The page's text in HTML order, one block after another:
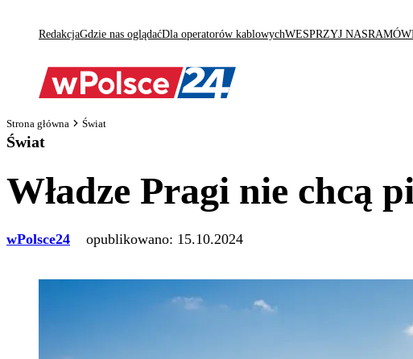
RedakcjaGdzie nas oglądaćDla operatorów kablowychWESPRZYJ NAS
Strona główna Świat
Świat
Władze Pragi nie chcą
wPolsce24 opublikowano: 15.10.2024